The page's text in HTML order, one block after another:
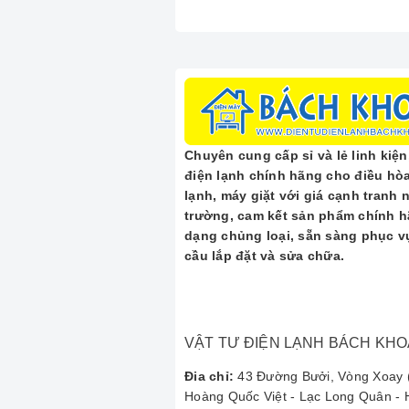
Lý Do Chọn
Với kinh nghiệm lâu năm trong
Kỹ thuật viên chuyên nghiệp:
Dịch vụ tại nhà:Tiếp nhận và
Uy tín và Minh bạch:Báo giá
Phục vụ nhanh chóng:
"Máy điều hòa Daikin nhà tôi
Chuyên cung cấp sỉ và lẻ linh
điện lạnh chính hãng cho điều
lạnh, máy giặt với giá cạnh tranh
trường, cam kết sản phẩm chính
dạng chủng loại, sẵn sàng phục
cầu lắp đặt và sửa chữa.
VẬT TƯ ĐIỆN LẠNH BÁCH
Đia chỉ: 43 Đường Bưởi, Vòng Xoay
Hoàng Quốc Việt - Lạc Long Quân -